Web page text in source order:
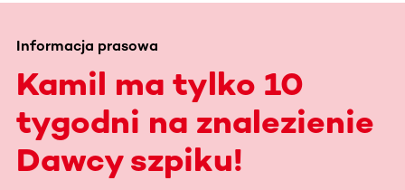
Informacja prasowa
Kamil ma tylko 10
tygodni na znalezienie
Dawcy szpiku!